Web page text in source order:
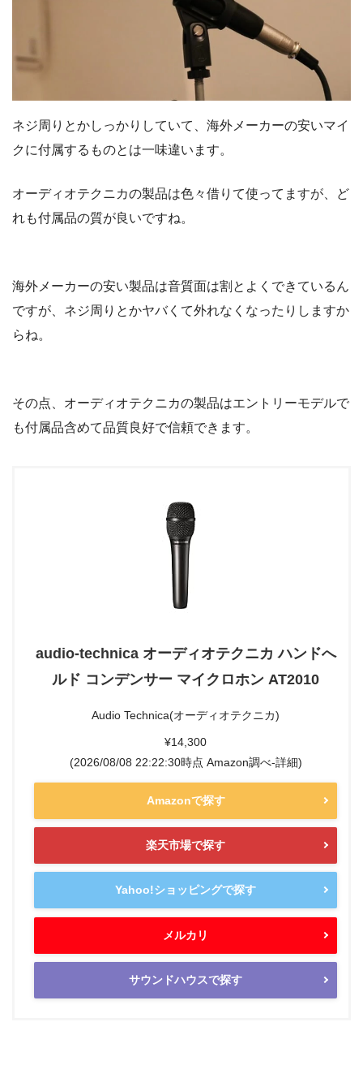
ネジ周りとかしっかりしていて、海外メーカーの安いマイ
クに付属するものとは一味違います。
オーディオテクニカの製品は色々借りて使ってますが、ど
れも付属品の質が良いですね。
海外メーカーの安い製品は音質面は割とよくできているん
ですが、ネジ周りとかヤバくて外れなくなったりしますか
らね。
その点、オーディオテクニカの製品はエントリーモデルで
も付属品含めて品質良好で信頼できます。
audio-technica オーディオテクニカ ハンドへ
ルド コンデンサー マイクロホン AT2010
Audio Technica(オーディオテクニカ)
¥14,300
(2026/08/08 22:22:30時点 Amazon調べ-詳細)
Amazonで探す
楽天市場で探す
Yahoo!ショッピングで探す
メルカリ
サウンドハウスで探す